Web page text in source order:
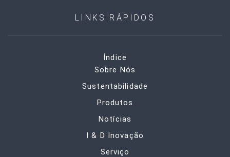
LINKS RÁPIDOS
Índice
Sobre Nós
Sustentabilidade
Produtos
Notícias
I & D Inovação
Serviço